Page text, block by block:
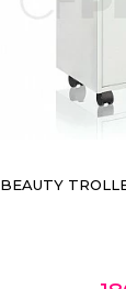
BEAUTY